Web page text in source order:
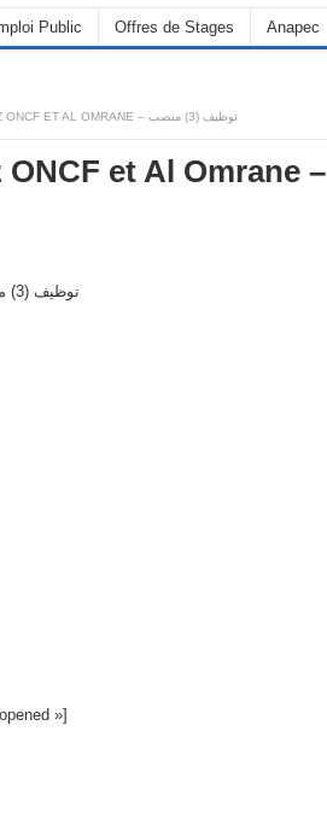
Public Offres de Stages Anapec
RECRUTEMENT (3) POSTES CHEZ ONCF ET AL OMRANE – توظيف (3) منصب
et Al Omrane –
»]